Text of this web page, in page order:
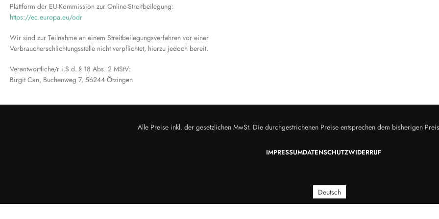
Plattform der EU-Kommission zur Online-Streitbeilegung:
https://ec.europa.eu/odr
Wir sind zur Teilnahme an einem Streitbeilegungsverfahren vor einer
Verbraucherschlichtungsstelle nicht verpflichtet, hierzu jedoch bereit.
Verantwortliche/r i.S.d. § 18 Abs. 2 MStV:
Birgit Can, Buchenweg 7, 56244 Ötzingen
Alle Preise inkl. der gesetzlichen MwSt. Die durchgestrichenen Preise entsprechen dem bisherigen
IMPRESSUMDATENSCHUTZWIDERRUF
Deutsch